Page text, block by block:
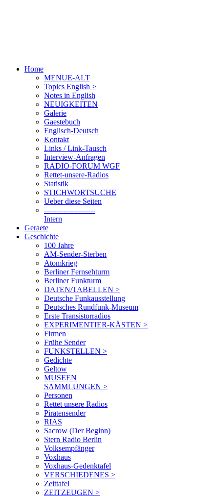
Home
MENUE-ALT
Topics English >
Notes in English
NEUIGKEITEN
Galerie
Gaestebuch
Englisch-Deutsch
Kontakt
Links / Link-Tausch
Interview-Anfragen
RADIO-FORUM WGF
Rettet-unsere-Radios
Statistik
STICHWORTSUCHE
Ueber diese Seiten
---------------------
Intern
Geraete
Geschichte
100 Jahre
AM-Sender-Sterben
Atomkrieg
Berliner Fernsehturm
Berliner Funkturm
DATEN/TABELLEN >
Deutsche Funkausstellung
Deutsches Rundfunk-Museum
Erste Transistorradios
EXPERIMENTIER-KÄSTEN >
Firmen
Frühe Sender
FUNKSTELLEN >
Gedichte
Geltow
MUSEEN
SAMMLUNGEN >
Personen
Rettet unsere Radios
Piratensender
RIAS
Sacrow (Der Beginn)
Stern Radio Berlin
Volksempfänger
Voxhaus
Voxhaus-Gedenktafel
VERSCHIEDENES >
Zeittafel
ZEITZEUGEN >